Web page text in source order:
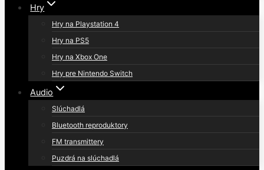
Hry
Hry na Playstation 4
Hry na PS5
Hry na Xbox One
Hry pre Nintendo Switch
Audio
Slúchadlá
Bluetooth reproduktory
FM transmittery
Puzdrá na slúchadlá